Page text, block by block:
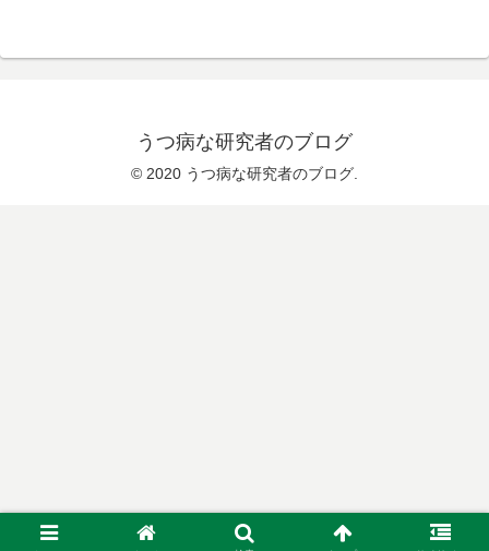
うつ病な研究者のブログ
© 2020 うつ病な研究者のブログ.